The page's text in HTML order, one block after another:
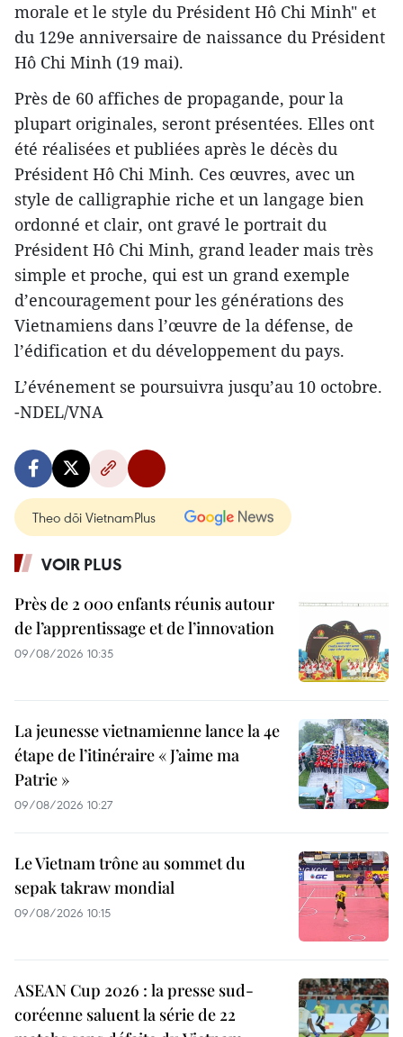
morale et le style du Président Hô Chi Minh" et
du 129e anniversaire de naissance du Président
Hô Chi Minh (19 mai).
Près de 60 affiches de propagande, pour la
plupart originales, seront présentées. Elles ont
été réalisées et publiées après le décès du
Président Hô Chi Minh. Ces œuvres, avec un
style de calligraphie riche et un langage bien
ordonné et clair, ont gravé le portrait du
Président Hô Chi Minh, grand leader mais très
simple et proche, qui est un grand exemple
d’encouragement pour les générations des
Vietnamiens dans l’œuvre de la défense, de
l’édification et du développement du pays.
L’événement se poursuivra jusqu’au 10 octobre.
-NDEL/VNA
Theo dõi VietnamPlus
VOIR PLUS
Près de 2 000 enfants réunis autour
de l’apprentissage et de l’innovation
09/08/2026 10:35
La jeunesse vietnamienne lance la 4e
étape de l’itinéraire « J’aime ma
Patrie »
09/08/2026 10:27
Le Vietnam trône au sommet du
sepak takraw mondial
09/08/2026 10:15
ASEAN Cup 2026 : la presse sud-
coréenne saluent la série de 22